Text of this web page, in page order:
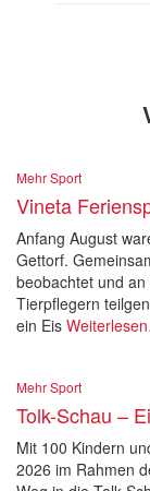
Mehr Sport
Vineta
Anfang August
Gettorf.
beobachtet und
Tierpflegern
ein Eis
Mehr Sport
Tolk-Schau –
Mit 100 Kindern
2026 im Rahmen